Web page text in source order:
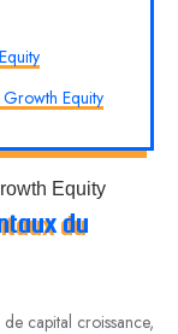
Equity
du
capital croissance,